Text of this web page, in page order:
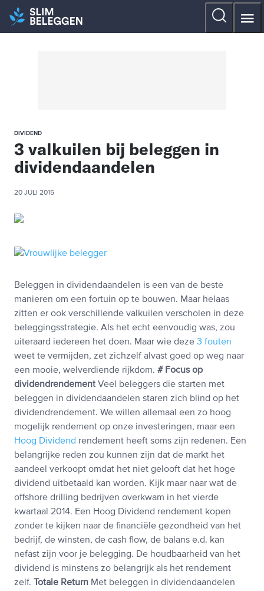
DIVIDEND
3 valkuilen bij beleggen in
dividendaandelen
20 JULI 2015
Beleggen in dividendaandelen is een van de beste
manieren om een fortuin op te bouwen. Maar helaas
zitten er ook verschillende valkuilen verscholen in deze
beleggingsstrategie. Als het echt eenvoudig was, zou
uiteraard iedereen het doen. Maar wie deze 3 fouten
weet te vermijden, zet zichzelf alvast goed op weg naar
een mooie, welverdiende rijkdom. # Focus op
dividendrendement Veel beleggers die starten met
beleggen in dividendaandelen staren zich blind op het
dividendrendement. We willen allemaal een zo hoog
mogelijk rendement op onze investeringen, maar een
Hoog Dividend rendement heeft soms zijn redenen. Een
belangrijke reden zou kunnen zijn dat de markt het
aandeel verkoopt omdat het niet gelooft dat het hoge
dividend uitbetaald kan worden. Kijk maar naar wat de
offshore drilling bedrijven overkwam in het vierde
kwartaal 2014. Een Hoog Dividend rendement kopen
zonder te kijken naar de financiële gezondheid van het
bedrijf, de winsten, de cash flow, de balans e.d. kan
nefast zijn voor je belegging. De houdbaarheid van het
dividend is minstens zo belangrijk als het rendement
zelf.
Totale Return Met beleggen in dividendaandelen